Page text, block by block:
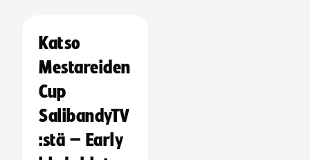
Katso
Mestareiden
Cup
SalibandyTV
:stä – Early